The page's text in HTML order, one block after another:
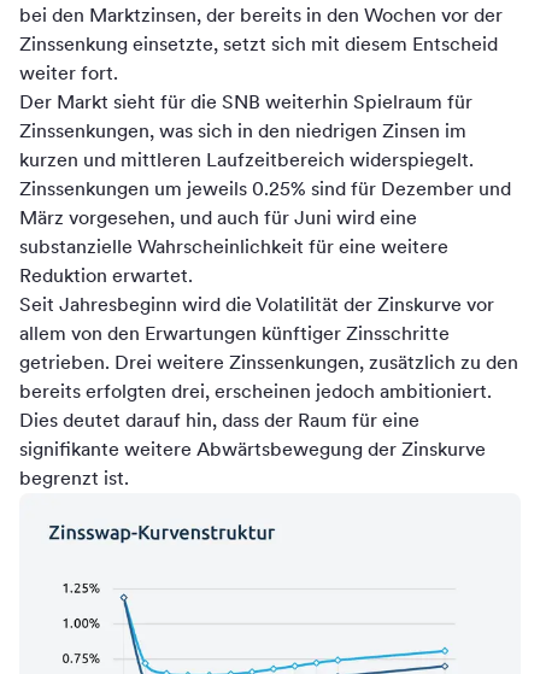
bei den Marktzinsen, der bereits in den Wochen vor der
Zinssenkung einsetzte, setzt sich mit diesem Entscheid
weiter fort.
Der Markt sieht für die SNB weiterhin Spielraum für
Zinssenkungen, was sich in den niedrigen Zinsen im
kurzen und mittleren Laufzeitbereich widerspiegelt.
Zinssenkungen um jeweils 0.25% sind für Dezember und
März vorgesehen, und auch für Juni wird eine
substanzielle Wahrscheinlichkeit für eine weitere
Reduktion erwartet.
Seit Jahresbeginn wird die Volatilität der Zinskurve vor
allem von den Erwartungen künftiger Zinsschritte
getrieben. Drei weitere Zinssenkungen, zusätzlich zu den
bereits erfolgten drei, erscheinen jedoch ambitioniert.
Dies deutet darauf hin, dass der Raum für eine
signifikante weitere Abwärtsbewegung der Zinskurve
begrenzt ist.